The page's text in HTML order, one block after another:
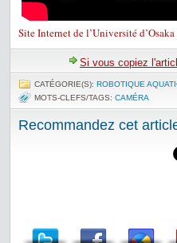
Site Internet de l’Université d’Osaka
Si vous copiez
CATÉGORIE(S): ROBOTIQUE
MOTS-CLEFS/TAGS: CAMÉRA
Recommandez cet